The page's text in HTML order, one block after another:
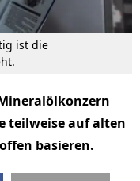
ist die
teilweise auf alten
basieren.